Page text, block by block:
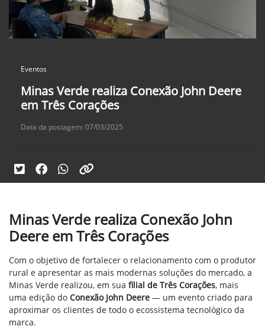
Eventos
Minas Verde realiza Conexão John Deere
em Três Corações
Data da postagem: 07/03/2025
Minas Verde realiza Conexão John
Deere em Três Corações
Com o objetivo de fortalecer o relacionamento com o produtor
rural e apresentar as mais modernas soluções do mercado, a
Minas Verde realizou, em sua filial de Três Corações, mais
uma edição do Conexão John Deere — um evento criado para
aproximar os clientes de todo o ecossistema tecnológico da
marca.